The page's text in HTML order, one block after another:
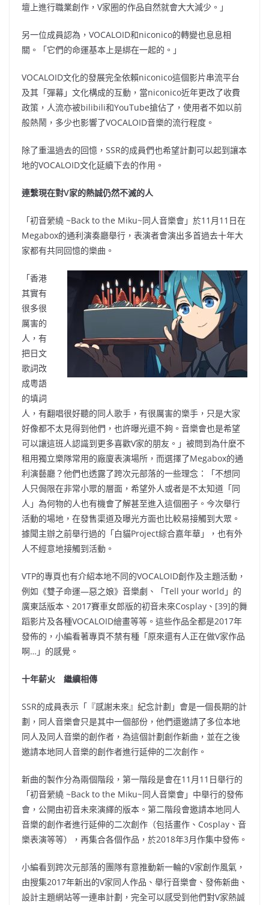
壇上進行職業創作，V家圈的作品自然就會大大減少。」
另一位成員認為，VOCALOID和niconico的轉變也息息相
關。「它們的命運基本上是綁在一起的。」
VOCALOID文化的發展完全依賴niconico這個影片串流平台
及其「彈幕」文化構成的互動，當niconico近年更改了收費
政策，人流亦被bilibili和YouTube搶佔了，使用者不如以前
般熱鬧，多少也影響了VOCALOID音樂的流行程度。
除了重溫過去的回憶，SSR的成員們也希望計劃可以起到讓本
地的VOCALOID文化延續下去的作用。
連繫現在對V家的熱誠仍然不滅的人
「初音縈繞 ~Back to the Miku~同人音樂會」於11月11日在
Megabox的通利演奏廳舉行，表演者會演出多首過去十年大
家都有共同回憶的樂曲。
「香港
其實有
很多很
厲害的
人，有
把日文
歌詞改
成粵語
的填詞
人，有翻唱很好聽的同人歌手，有很厲害的樂手，只是大家
好像都不太見得到他們，也許曝光還不夠。音樂會也是希望
可以讓這班人認識到更多喜歡V家的朋友。」被問到為什麼不
租用獨立樂隊常用的廠廈表演場所，而選擇了Megabox的通
利演藝廳？他們也透露了跨次元部落的一些理念：「不想同
人只侷限在非常小眾的層面，希望外人或者是不太知道「同
人」為何物的人也有機會了解甚至進入這個圈子。今次舉行
活動的場地，在發售渠道及曝光方面也比較易接觸到大眾。
據聞主辦之前舉行過的「白貓Project綜合嘉年華」，也有外
人不經意地接觸到活動。
VTP的專頁也有介紹本地不同的VOCALOID創作及主題活動，
例如《雙子命運—惡之娘》音樂劇、「Tell your world」的
廣東話版本、2017賽車女郎版的初音未來Cosplay、[39]的舞
蹈影片及各種VOCALOID繪畫等等。這些作品全都是2017年
發佈的，小編看著專頁不禁有種「原來還有人正在做V家作品
啊…」的感覺。
十年薪火 繼續相傳
SSR的成員表示「『感謝未來』紀念計劃」會是一個長期的計
劃，同人音樂會只是其中一個部份，他們還邀請了多位本地
同人及同人音樂的創作者，為這個計劃創作新曲，並在之後
邀請本地同人音樂的創作者進行延伸的二次創作。
新曲的製作分為兩個階段，第一階段是會在11月11日舉行的
「初音縈繞 ~Back to the Miku~同人音樂會」中舉行的發佈
會，公開由初音未來演繹的版本。第二階段會邀請本地同人
音樂的創作者進行延伸的二次創作（包括畫作、Cosplay、音
樂表演等等），再集合各個作品，於2018年3月作集中發佈。
小編看到跨次元部落的團隊有意推動新一輪的V家創作風氣，
由搜集2017年新出的V家同人作品、舉行音樂會、發佈新曲、
設計主題網站等一連串計劃，完全可以感受到他們對V家熱誠